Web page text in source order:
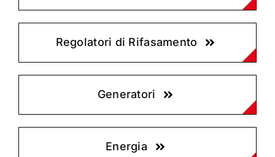
Regolatori di Rifasamento
Generatori
Energia